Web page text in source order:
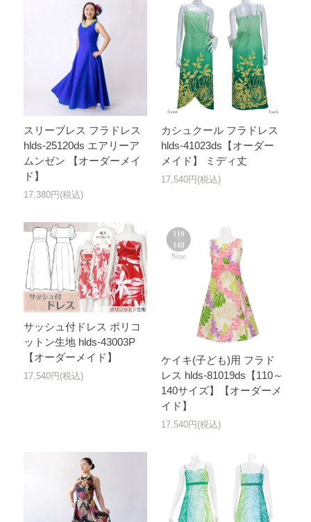
スリーブレス フラドレス
hlds-25120ds エアリーア
ムンゼン 【オーダーメイ
ド】
17,380円(税込)
カシュクール フラドレス
hlds-41023ds【オーダー
メイド】 ミディ丈
17,540円(税込)
サッシュ付ドレス ポリコ
ットン生地 hlds-43003P
【オーダーメイド】
17,540円(税込)
ケイキ(子ども)用 フラド
レス hlds-81019ds【110～
140サイズ】【オーダーメ
イド】
17,540円(税込)